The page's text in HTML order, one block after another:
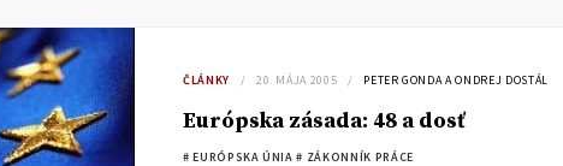
ČLÁNKY 20. MÁJA 2005 PETER GONDA A ONDREJ DOSTÁL
Európska zásada: 48 a dosť
# EURÓPSKA ÚNIA # ZÁKONNÍK PRÁCE